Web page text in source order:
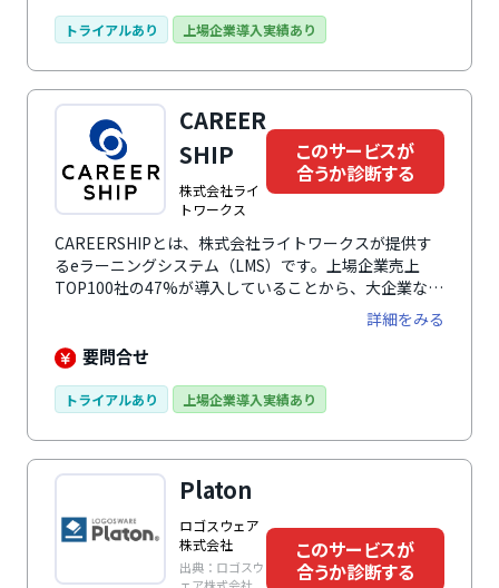
育・研修提供へのサポートが可能です。
トライアルあり 上場企業導入実績あり
CAREER
SHIP
株式会社ライ
トワークス
このサービスが
合うか診断する
CAREERSHIPとは、株式会社ライトワークスが提供す
るeラーニングシステム（LMS）です。上場企業売上
TOP100社の47%が導入していることから、大企業なら
ではの複雑な組織構造やデータ連携にも柔軟に対応でき
ます。受講者と管理者、両方にとって使いやすいデザイ
ンで、eラーニング・研修管理・スキル評価など人材育
人を持つため、海外でも日本と同様に教育を展開できる
詳細をみる
要問合せ
トライアルあり 上場企業導入実績あり
Platon
ロゴスウェア
株式会社
出典：ロゴスウ
このサービスが
合うか診断する